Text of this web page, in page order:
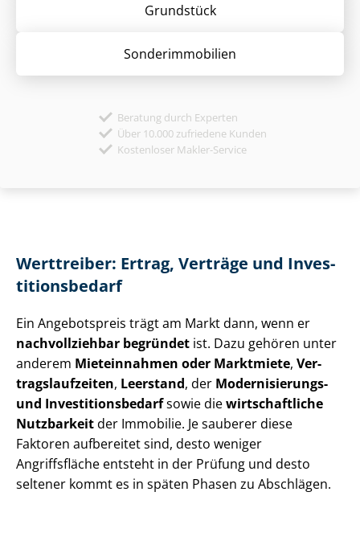
Grund­stück
Sonder­immobilien
Beratung durch Experten
Über 10.000 zufriedene Kunden
Kostenloser Makler-Service
Werttreiber: Ertrag, Verträge und In­ves­
ti­ti­ons­be­darf
Ein Angebotspreis trägt am Markt dann, wenn er
nachvollziehbar begründet ist. Dazu gehören unter
anderem Mieteinnahmen oder Marktmiete, Ver­
trags­lauf­zei­ten, Leerstand, der Modernisierungs-
und In­ves­ti­ti­ons­be­darfsowie diewirtschaftliche
Nutzbarkeitder Immobilie. Je sauberer diese
Faktoren aufbereitet sind, desto weniger
Angriffsfläche entsteht in der Prüfung und desto
seltener kommt es in späten Phasen zu Abschlägen.